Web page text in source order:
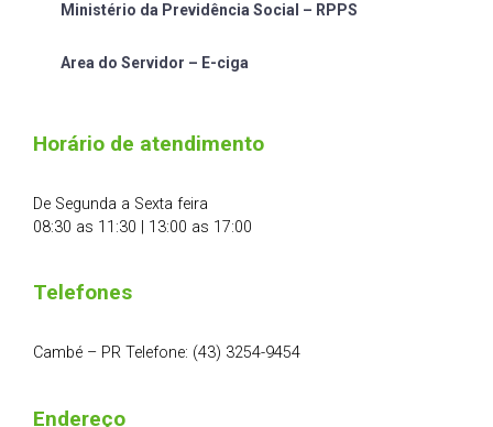
Ministério da Previdência Social – RPPS
Area do Servidor – E-ciga
Horário de atendimento
De Segunda a Sexta feira
08:30 as 11:30 | 13:00 as 17:00
Telefones
Cambé – PR Telefone: (43) 3254-9454
Endereço